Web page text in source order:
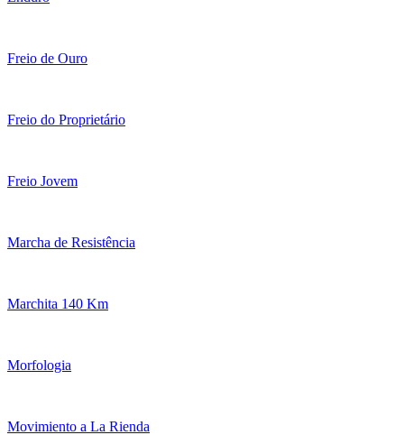
Freio de Ouro
Freio do Proprietário
Freio Jovem
Marcha de Resistência
Marchita 140 Km
Morfologia
Movimiento a La Rienda